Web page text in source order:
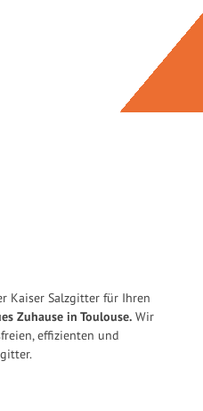
Kaiser Salzgitter für Ihren
Zuhause in Toulouse. Wir
effizienten und